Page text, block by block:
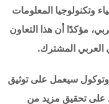
وتكنولوجيا المعلومات
مؤكدًا أن هذا التعاون
العربي المشترك.
سيعمل على توثيق
على تحقيق مزيد من